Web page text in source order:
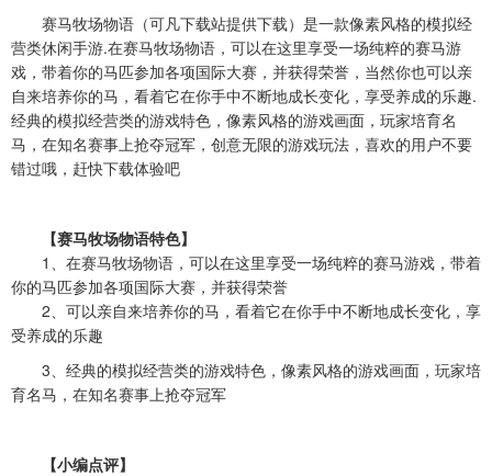
赛马牧场物语（可凡下载站提供下载）是一款像素风格的模拟经
营类休闲手游.在赛马牧场物语，可以在这里享受一场纯粹的赛马游
戏，带着你的马匹参加各项国际大赛，并获得荣誉，当然你也可以亲
自来培养你的马，看着它在你手中不断地成长变化，享受养成的乐趣.
经典的模拟经营类的游戏特色，像素风格的游戏画面，玩家培育名
马，在知名赛事上抢夺冠军，创意无限的游戏玩法，喜欢的用户不要
错过哦，赶快下载体验吧
【赛马牧场物语特色】
1、在赛马牧场物语，可以在这里享受一场纯粹的赛马游戏，带着
你的马匹参加各项国际大赛，并获得荣誉
2、可以亲自来培养你的马，看着它在你手中不断地成长变化，享
受养成的乐趣
3、经典的模拟经营类的游戏特色，像素风格的游戏画面，玩家培
育名马，在知名赛事上抢夺冠军
【小编点评】